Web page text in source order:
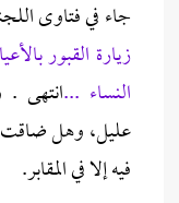
جاء في فتاوى
زيارة القبور
النساء ...انتهى .
عليل، وهل
فيه إلا في المقابر.